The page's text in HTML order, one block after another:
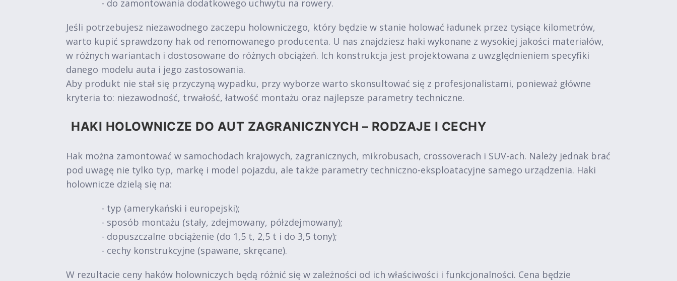
- do zamontowania dodatkowego uchwytu na rowery.
Jeśli potrzebujesz niezawodnego zaczepu holowniczego, który będzie w stanie holować ładunek przez tysiące kilometrów,
warto kupić sprawdzony hak od renomowanego producenta. U nas znajdziesz haki wykonane z wysokiej jakości materiałów,
w różnych wariantach i dostosowane do różnych obciążeń. Ich konstrukcja jest projektowana z uwzględnieniem specyfiki
danego modelu auta i jego zastosowania.
Aby produkt nie stał się przyczyną wypadku, przy wyborze warto skonsultować się z profesjonalistami, ponieważ główne
kryteria to: niezawodność, trwałość, łatwość montażu oraz najlepsze parametry techniczne.
HAKI HOLOWNICZE DO AUT ZAGRANICZNYCH – RODZAJE I CECHY
Hak można zamontować w samochodach krajowych, zagranicznych, mikrobusach, crossoverach i SUV-ach. Należy jednak brać
pod uwagę nie tylko typ, markę i model pojazdu, ale także parametry techniczno-eksploatacyjne samego urządzenia. Haki
holownicze dzielą się na:
- typ (amerykański i europejski);
- sposób montażu (stały, zdejmowany, półzdejmowany);
- dopuszczalne obciążenie (do 1,5 t, 2,5 t i do 3,5 tony);
- cechy konstrukcyjne (spawane, skręcane).
W rezultacie ceny haków holowniczych będą różnić się w zależności od ich właściwości i funkcjonalności. Cena będzie